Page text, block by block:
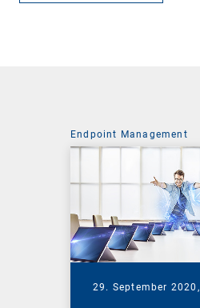
Endpoint Management
29. September 2020,